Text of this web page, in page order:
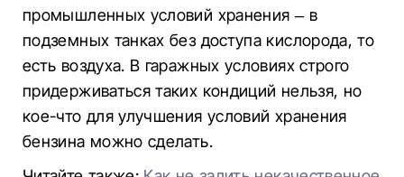
промышленных условий хранения – в
подземных танках без доступа кислорода, то
есть воздуха. В гаражных условиях строго
придерживаться таких кондиций нельзя, но
кое-что для улучшения условий хранения
бензина можно сделать.